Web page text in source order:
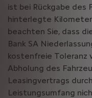
ist bei Rückgabe des
hinterlegte
beachten Sie, dass
Bank SA
kostenfreie Toleranz
Abholung des
Leasingvertrags
Leistungsumfang